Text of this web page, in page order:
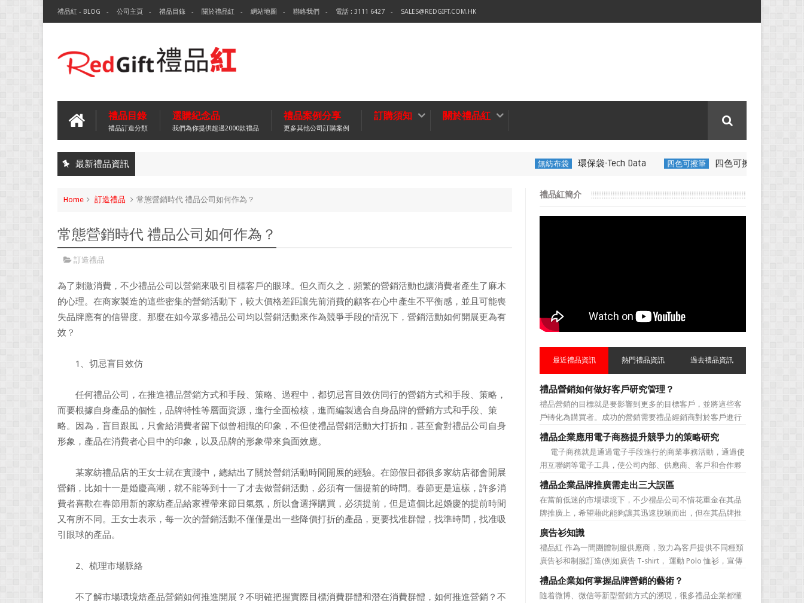
禮品紅 - BLOG 公司主頁 禮品目錄 關於禮品紅 網站地圖 聯絡我們 電話 : 3111 6427 SALES@REDGIFT.COM.HK
禮品目錄
禮品訂造分類
選購紀念品
我們為你提供超過2000款禮品
禮品案例分享
更多其他公司訂購案例
訂購須知 關於禮品紅
最新禮品資訊 環保袋-Tech Data 四色可擦筆 四色可擦筆-百通電纜
Home 訂造禮品 常態營銷時代 禮品公司如何作為？
常態營銷時代 禮品公司如何作為？
訂造禮品
為了刺激消費，不少禮品公司以營銷來吸引目標客戶的眼球。但久而久之，頻繁的營銷活動也讓消費者產生了麻木
的心理。在商家製造的這些密集的營銷活動下，較大價格差距讓先前消費的顧客在心中產生不平衡感，並且可能喪
失品牌應有的信譽度。那麼在如今眾多禮品公司均以營銷活動來作為競爭手段的情況下，營銷活動如何開展更為有
效？
1、切忌盲目效仿
任何禮品公司，在推進禮品營銷方式和手段、策略、過程中，都切忌盲目效仿同行的營銷方式和手段、策略，
而要根據自身產品的個性，品牌特性等層面資源，進行全面檢核，進而編製適合自身品牌的營銷方式和手段、策
略。因為，盲目跟風，只會給消費者留下似曾相識的印象，不但使禮品營銷活動大打折扣，甚至會對禮品公司自身
形象，產品在消費者心目中的印象，以及品牌的形象帶來負面效應。
某家紡禮品店的王女士就在實踐中，總結出了關於營銷活動時間開展的經驗。在節假日都很多家紡店都會開展
營銷，比如十一是婚慶高潮，就不能等到十一了才去做營銷活動，必須有一個提前的時間。春節更是這樣，許多消
費者喜歡在春節用新的家紡產品給家裡帶來節日氣氛，所以會選擇購買，必須提前，但是這個比起婚慶的提前時間
又有所不同。王女士表示，每一次的營銷活動不僅僅是出一些降價打折的產品，更要找准群體，找準時間，找准吸
引眼球的產品。
2、梳理市場脈絡
不了解市場環境焙產品營銷如何推進開展？不明確把握實際目標消費群體和潛在消費群體，如何推進營銷？不
禮品紅簡介
最近禮品資訊 熱門禮品資訊 過去禮品資訊
禮品營銷如何做好客戶研究管理？
禮品營銷的目標就是要影響到更多的目標客戶，並將這些客
戶轉化為購買者。成功的營銷需要禮品經銷商對於客戶進行
相應的分類，了解不同類型客戶的貢獻度，從而有的放矢的
制定相應的營銷對策，而這需要對於客戶研究方面更多地投
入，這不僅是銷售環節的事，也需要營銷管理策略的整體支
持。具體來說，有以下...
禮品企業應用電子商務提升競爭力的策略研究
電子商務就是通過電子手段進行的商業事務活動，通過使
用互聯網等電子工具，使公司內部、供應商、客戶和合作夥
伴之間，利用電子業務共享信息，實現企業間業務流程的電
子化，配合企業內部的電子化生產管理系統，提高企業的生
產、庫存、流通和資金等各個環節的效率。它具有結構性、
動態性、社...
禮品企業品牌推廣需走出三大誤區
在當前低迷的市場環境下，不少禮品公司不惜花重金在其品
牌推廣上，希望藉此能夠讓其迅速脫穎而出，但在其品牌推
廣的營銷管理思路上，也有許多禮品企業走入了幾大誤區而
無法自拔，這其中，最為常見的誤區有： 誤區一：不清
楚品牌到底在表達什麼 很多禮品企業在推廣品牌之前，
不知道到...
廣告衫知識
禮品紅 作為一間團體制服供應商，致力為客戶提供不同種類
廣告衫和制服訂造(例如廣告 T-shirt， 運動 Polo 恤衫，宣傳
背心，風褸外套禮品，訂造球衣等)，從公司員工制服，到不
同宣傳活動用的制服。禮品紅都可以為客戶度身...
禮品企業如何掌握品牌營銷的藝術？
隨着微博、微信等新型營銷方式的湧現，很多禮品企業都懂